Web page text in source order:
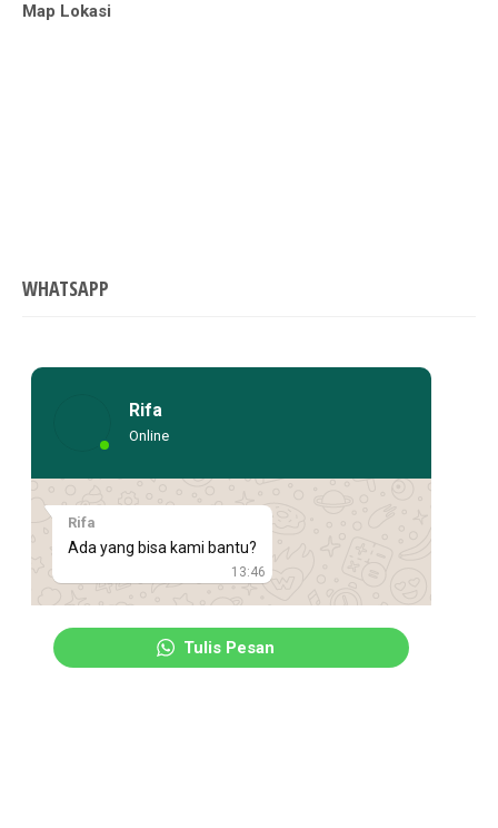
Map Lokasi
WHATSAPP
Rifa
Online
Rifa
Ada yang bisa kami bantu?
13:46
Tulis Pesan